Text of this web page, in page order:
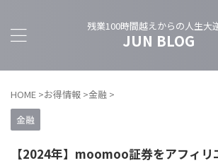
残業100時間越えからの人生大
JUN BLOG
HOME >お得情報 >金融 >
金融
【2024年】moomoo証券をアフィリ